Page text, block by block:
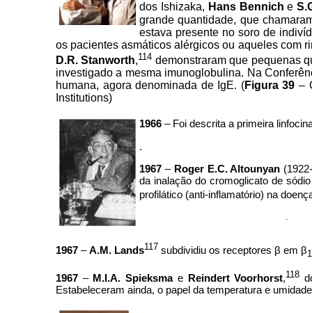
dos Ishizaka, Hans Bennich e
grande quantidade, que
estava presente no soro de
os pacientes asmáticos alérgicos ou aqueles com
D.R. Stanworth,114 demonstraram que pequenas
investigado a mesma imunoglobulina. Na
humana, agora denominada de IgE. (Figura 39 –
Institutions)
1966 – Foi descrita a primeira
.
1967 – Roger E.C. Altounyan
da inalação do cromoglicato de
profilático (anti-inflamatório) na
.
1967 –A.M. Lands117 subdividiu os receptores β em β1
1967 – M.I.A. Spieksma e Reindert Voorhorst,118
Estabeleceram ainda, o papel da temperatura e